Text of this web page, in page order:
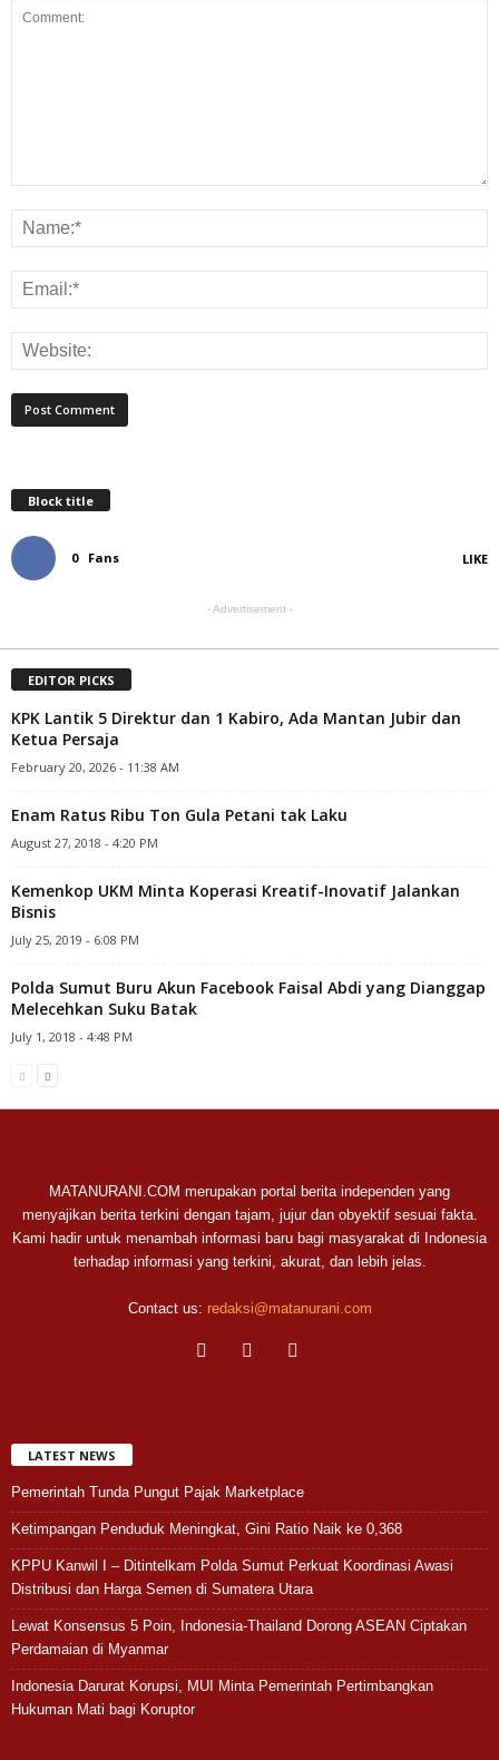
Block title
0 Fans LIKE
- Advertisement -
EDITOR PICKS
KPK Lantik 5 Direktur dan 1 Kabiro, Ada Mantan Jubir dan
Ketua Persaja
February 20, 2026 - 11:38 AM
Enam Ratus Ribu Ton Gula Petani tak Laku
August 27, 2018 - 4:20 PM
Kemenkop UKM Minta Koperasi Kreatif-Inovatif Jalankan
Bisnis
July 25, 2019 - 6:08 PM
Polda Sumut Buru Akun Facebook Faisal Abdi yang Dianggap
Melecehkan Suku Batak
July 1, 2018 - 4:48 PM
MATANURANI.COM merupakan portal berita independen yang
menyajikan berita terkini dengan tajam, jujur dan obyektif sesuai fakta.
Kami hadir untuk menambah informasi baru bagi masyarakat di Indonesia
terhadap informasi yang terkini, akurat, dan lebih jelas.
Contact us: redaksi@matanurani.com
LATEST NEWS
Pemerintah Tunda Pungut Pajak Marketplace
Ketimpangan Penduduk Meningkat, Gini Ratio Naik ke 0,368
KPPU Kanwil I – Ditintelkam Polda Sumut Perkuat Koordinasi Awasi
Distribusi dan Harga Semen di Sumatera Utara
Lewat Konsensus 5 Poin, Indonesia-Thailand Dorong ASEAN Ciptakan
Perdamaian di Myanmar
Indonesia Darurat Korupsi, MUI Minta Pemerintah Pertimbangkan
Hukuman Mati bagi Koruptor